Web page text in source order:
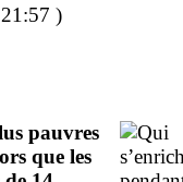
)
pauvres
que les